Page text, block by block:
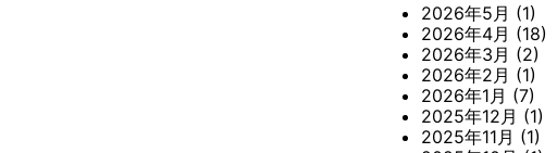
2026年5月 (1)
2026年4月 (18)
2026年3月 (2)
2026年2月 (1)
2026年1月 (7)
2025年12月 (1)
2025年11月 (1)